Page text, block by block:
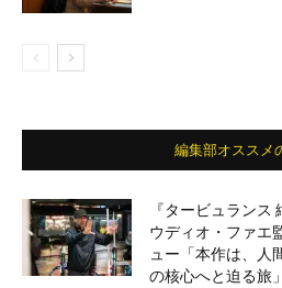
編集部オススメ
『タービュランス
ウディオ・ファエ
ュー「本作は、人
の核心へと迫る旅」